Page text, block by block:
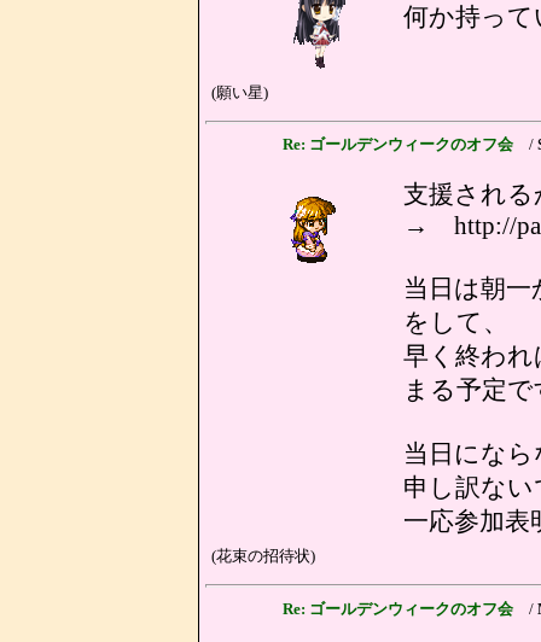
何か持っ
(願い星)
Re: ゴールデンウィークのオフ会 /
支援され
→ http://
当日は朝
をして、
早く終われ
まる予定で
当日にな
申し訳な
一応参加
(花束の招待状)
Re: ゴールデンウィークのオフ会 /